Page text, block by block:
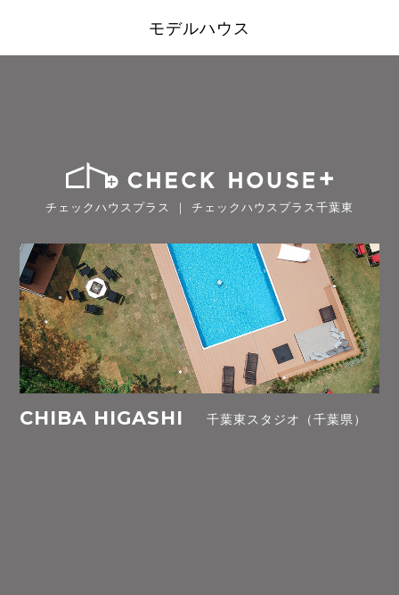
モデルハウス
チェックハウスプラス ｜ チェックハウスプラス千葉東
CHIBA HIGASHI 千葉東スタジオ（千葉県）